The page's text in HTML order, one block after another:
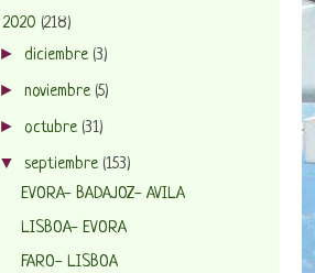
2020 (218)
► diciembre (3)
►noviembre (5)
► octubre (31)
▼septiembre (153)
EVORA- BADAJOZ- AVILA
LISBOA- EVORA
FARO- LISBOA